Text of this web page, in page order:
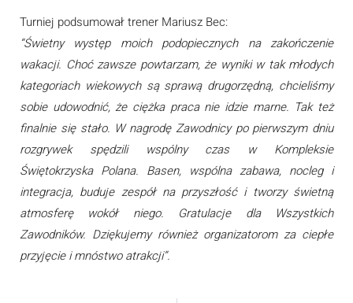
Turniej podsumował trener Mariusz Bec:
“Świetny występ moich podopiecznych na zakończenie
wakacji. Choć zawsze powtarzam, że wyniki w tak młodych
kategoriach wiekowych są sprawą drugorzędną, chcieliśmy
sobie udowodnić, że ciężka praca nie idzie marne. Tak też
finalnie się stało. W nagrodę Zawodnicy po pierwszym dniu
rozgrywek spędzili wspólny czas w Kompleksie
Świętokrzyska Polana. Basen, wspólna zabawa, nocleg i
integracja, buduje zespół na przyszłość i tworzy świetną
atmosferę wokół niego. Gratulacje dla Wszystkich
Zawodników. Dziękujemy również organizatorom za ciepłe
przyjęcie i mnóstwo atrakcji”.